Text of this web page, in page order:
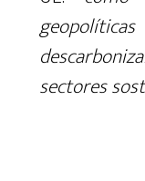
sectores